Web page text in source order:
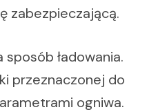
zabezpieczającą.
ładowania.
przeznaczonej do
ogniwa.